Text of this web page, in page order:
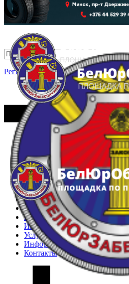
Регистрация Вход
Главная
Арестованное имущество
Реестр несостоявшихся торгов
Реестр переоценок
Частное имущество
Государственное имущество
Интернет-магазин
Интернет-витрина
Услуги
Информация
Контакты